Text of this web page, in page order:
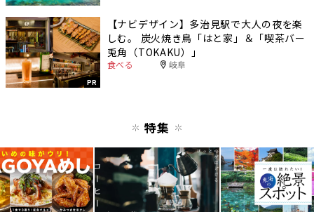
PR
【ナビデザイン】多治見駅で大人の夜を楽
しむ。 炭火焼き鳥「はと家」＆「喫茶バー
兎角（TOKAKU）」
食べる 岐阜
特集